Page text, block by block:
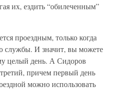
их, ездить “обилеченным”
проездным, только когда
службы. И значит, вы можете
целый день. А Сидоров
причем первый день
можно использовать